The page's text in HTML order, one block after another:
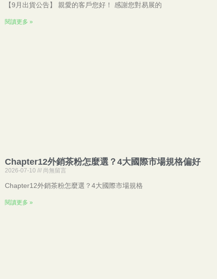
【9月出貨公告】 親愛的客戶您好！ 感謝您對易展的
閱讀更多 »
Chapter12外銷茶粉怎麼選？4大國際市場規格偏好
2026-07-10 尚無留言
Chapter12外銷茶粉怎麼選？4大國際市場規格
閱讀更多 »